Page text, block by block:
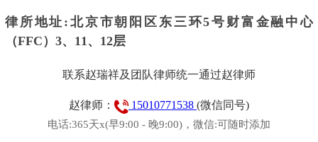
律所地址:北京市朝阳区东三环5号财富金融中心
（FFC）3、11、12层
联系赵瑞祥及团队律师统一通过赵律师
赵律师： 15010771538 (微信同号)
电话:365天x(早9:00 - 晚9:00)，微信:可随时添加